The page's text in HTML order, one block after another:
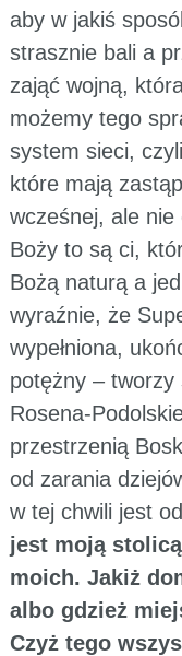
aby w jakiś
strasznie bali a
zająć wojną,
możemy tego
system sieci,
które mają
wcześnej, ale
Boży to są ci,
Bożą naturą a
wyraźnie, że
wypełniona,
potężny – tworzy
Rosena-
przestrzenią
od zarania
w tej chwili jest
jest moją
moich. Jakiż
albo gdzież
Czyż tego